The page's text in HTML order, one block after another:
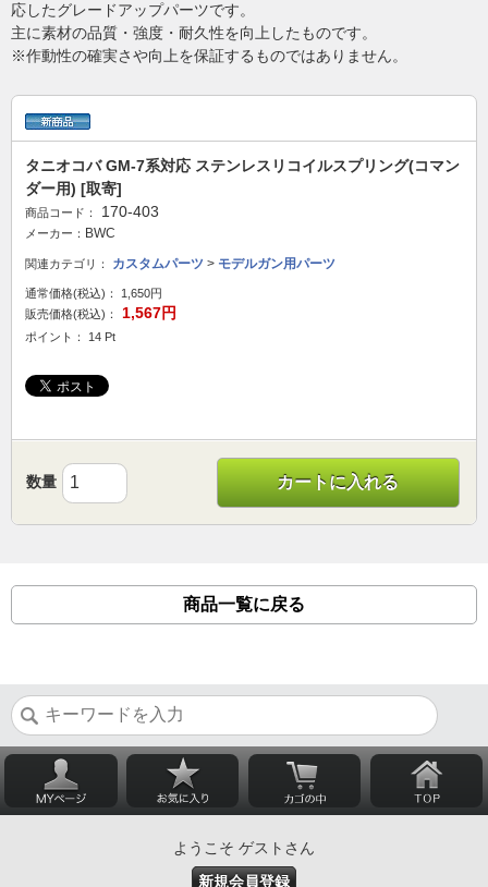
応したグレードアップパーツです。
主に素材の品質・強度・耐久性を向上したものです。
※作動性の確実さや向上を保証するものではありません。
タニオコバ GM-7系対応 ステンレスリコイルスプリング(コマン
ダー用) [取寄]
商品コード： 170-403
メーカー： BWC
関連カテゴリ： カスタムパーツ > モデルガン用パーツ
通常価格(税込)：
1,650円
販売価格(税込)：
1,567円
ポイント： 14 Pt
数量 カートに入れる
商品一覧に戻る
ようこそ ゲストさん
新規会員登録